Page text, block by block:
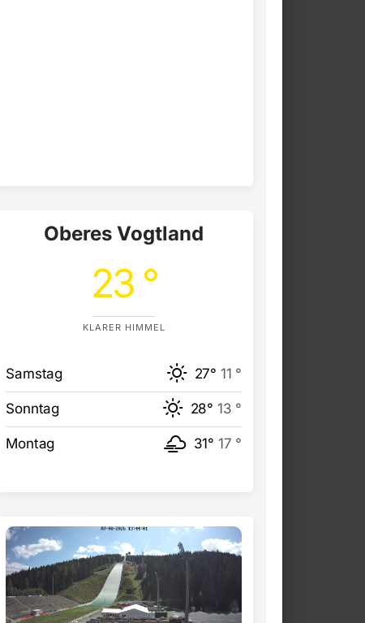
Oberes Vogtland
23 °
KLARER HIMMEL
Samstag 27° 11 °
Sonntag 28° 13 °
Montag 31° 17 °